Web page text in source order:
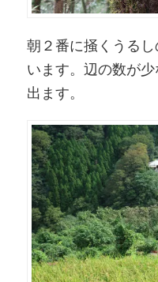
朝２番に掻くうる
います。辺の数が
出ます。